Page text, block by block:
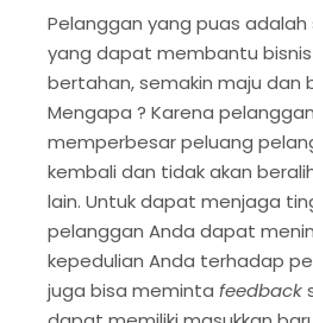
Pelanggan yang puas adalah
yang dapat membantu
bertahan, semakin maju dan
Mengapa ? Karena
memperbesar peluang
kembali dan tidak akan
lain. Untuk dapat menjaga
pelanggan Anda dapat
kepedulian Anda terhadap
juga bisa meminta feedback